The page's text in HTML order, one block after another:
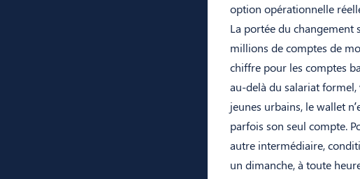
option opérationnelle
La portée du changement
millions de comptes de
chiffre pour les comptes
au-delà du salariat formel,
jeunes urbains, le wallet
parfois son seul compte.
autre intermédiaire,
un dimanche, à toute